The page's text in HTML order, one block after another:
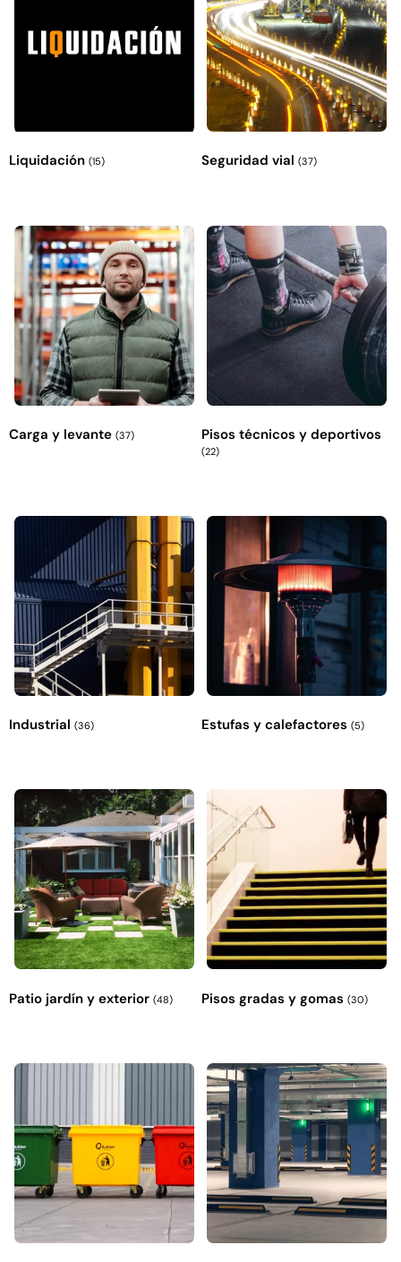
Liquidación (15) Seguridad vial (37)
Carga y levante (37) Pisos técnicos y deportivos
(22)
Industrial (36) Estufas y calefactores (5)
Patio jardín y exterior (48) Pisos gradas y gomas (30)